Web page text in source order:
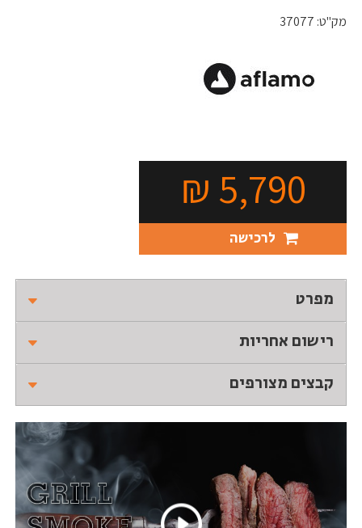
מק"ט: 37077
5,790
₪
לרכישה
מפרט
רישום אחריות
קבצים מצורפים